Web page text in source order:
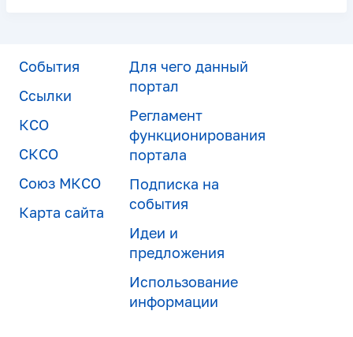
События
Ссылки
КСО
СКСО
Союз МКСО
Карта сайта
Для чего данный
портал
Регламент
функционирования
портала
Подписка на
события
Идеи и
предложения
Использование
информации